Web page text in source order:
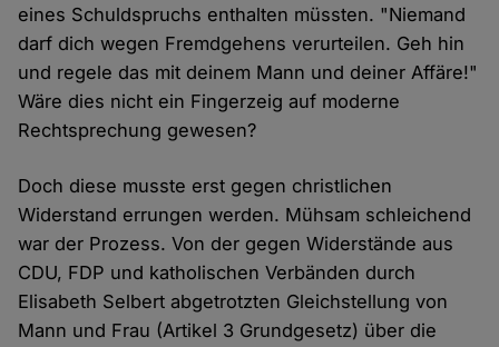
eines Schuldspruchs enthalten müssten. "Niemand
darf dich wegen Fremdgehens verurteilen. Geh hin
und regele das mit deinem Mann und deiner Affäre!"
Wäre dies nicht ein Fingerzeig auf moderne
Rechtsprechung gewesen?
Doch diese musste erst gegen christlichen
Widerstand errungen werden. Mühsam schleichend
war der Prozess. Von der gegen Widerstände aus
CDU, FDP und katholischen Verbänden durch
Elisabeth Selbert abgetrotzten Gleichstellung von
Mann und Frau (Artikel 3 Grundgesetz) über die